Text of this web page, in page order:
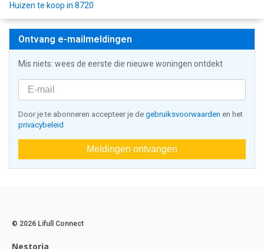
Huizen te koop in 8720
Ontvang e-mailmeldingen
Mis niets: wees de eerste die nieuwe woningen ontdekt
Door je te abonneren accepteer je de gebruiksvoorwaarden en het
privacybeleid
Meldingen ontvangen
© 2026 Lifull Connect
Nestoria